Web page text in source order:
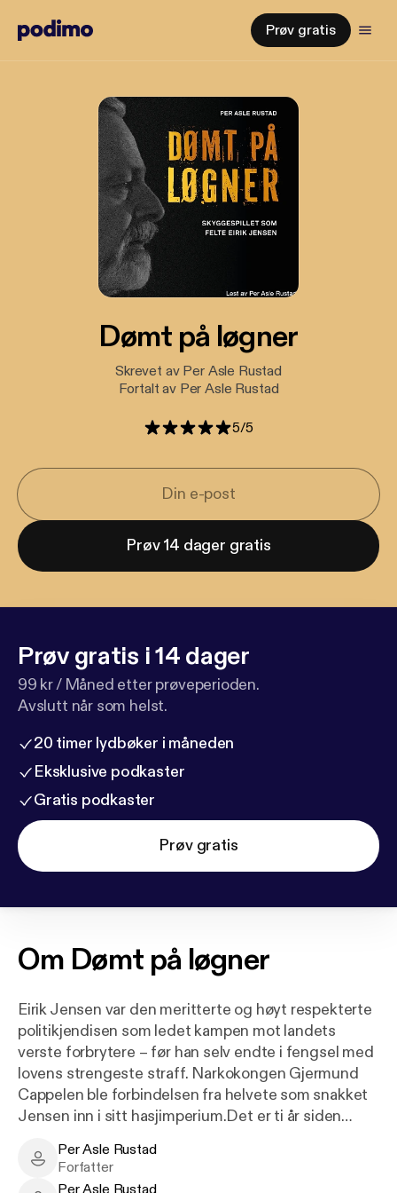
Prøv gratis
Dømt på løgner
Skrevet av Per Asle Rustad
Fortalt av Per Asle Rustad
5/5
Prøv 14 dager gratis
Prøv gratis i 14 dager
99 kr / Måned etter prøveperioden.
Avslutt når som helst.
20 timer lydbøker i måneden
Eksklusive podkaster
Gratis podkaster
Prøv gratis
Om Dømt på løgner
Eirik Jensen var den meritterte og høyt respekterte
politikjendisen som ledet kampen mot landets
verste forbrytere – før han selv endte i fengsel med
lovens strengeste straff. Narkokongen Gjermund
Cappelen ble forbindelsen fra helvete som snakket
Jensen inn i sitt hasjimperium.Det er ti år siden
Gjennom tre rettsrunder ble han stemplet som
purken som hadde vært skurken. Under soningen av
Per Asle Rustad - Author
Per Asle Rustad
Forfatter
Per Asle Rustad